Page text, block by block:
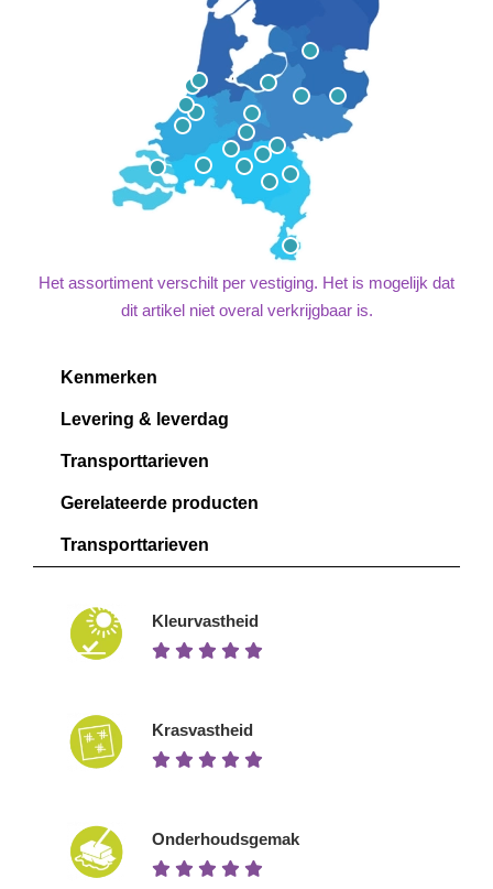
Het assortiment verschilt per vestiging. Het is mogelijk dat
dit artikel niet overal verkrijgbaar is.
Kenmerken
Levering & leverdag
Transporttarieven
Gerelateerde producten
Transporttarieven
Kleurvastheid
Krasvastheid
Onderhoudsgemak